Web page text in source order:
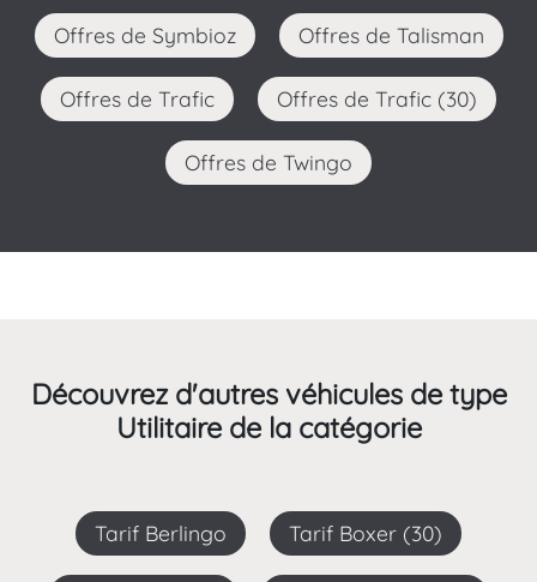
Offres de Symbioz Offres de Talisman
Offres de Trafic Offres de Trafic (30)
Offres de Twingo
Découvrez d'autres véhicules de type
Utilitaire de la catégorie
Tarif Berlingo Tarif Boxer (30)